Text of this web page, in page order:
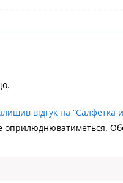
відгук на
оприлюднюватиметься.